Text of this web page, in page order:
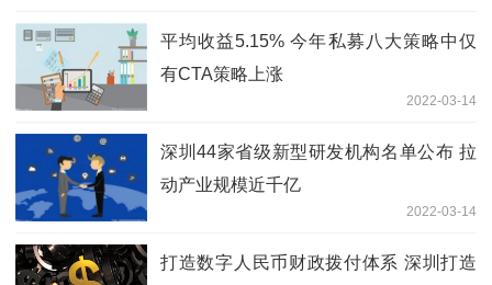
平均收益5.15% 今年私募八大策略中仅
有CTA策略上涨
2022-03-14
深圳44家省级新型研发机构名单公布 拉
动产业规模近千亿
2022-03-14
打造数字人民币财政拨付体系 深圳打造